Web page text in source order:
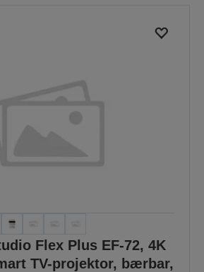
Flex Plus EF-72, 4K
TV-projektor, bærbar,